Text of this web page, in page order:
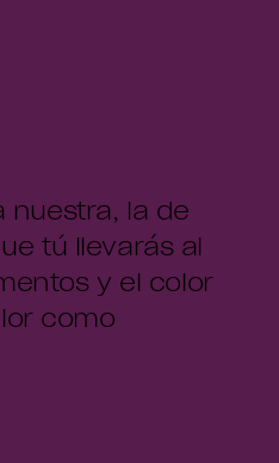
nuestra, la de
tú llevarás al
y el color
como